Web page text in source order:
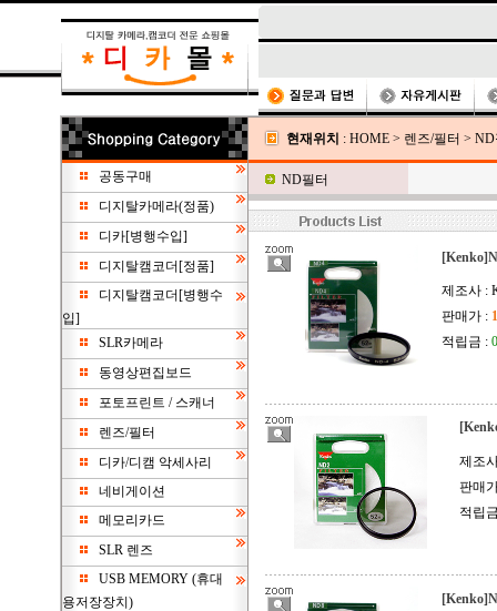
공동구매
디지탈카메라(정품)
디카[병행수입]
디지탈캠코더[정품]
디지탈캠코더[병행수
입]
SLR카메라
동영상편집보드
포토프린트 / 스캐너
렌즈/필터
디카/디캠 악세사리
네비게이션
메모리카드
SLR 렌즈
USB MEMORY (휴대
용저장장치)
현재위치 : HOME > 렌즈/필터 > ND
ND필터
제조사 :
판매가 :
적립금 :
제조
판매
적립